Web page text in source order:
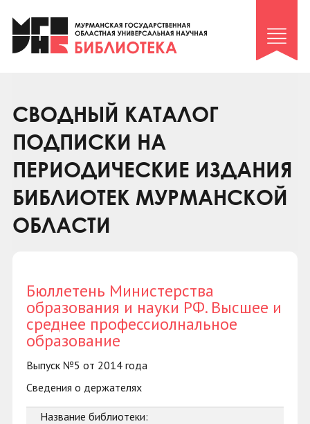
Клуб «Гиря и сельдерей»
Клуб «Семейный архив»
Коллегам
Контакты
СВОДНЫЙ КАТАЛОГ
ПОДПИСКИ НА
ПЕРИОДИЧЕСКИЕ ИЗДАНИЯ
БИБЛИОТЕК МУРМАНСКОЙ
ОБЛАСТИ
Бюллетень Министерства
образования и науки РФ. Высшее и
среднее профессиолнальное
образование
Выпуск №5 от 2014 года
Сведения о держателях
Название библиотеки: